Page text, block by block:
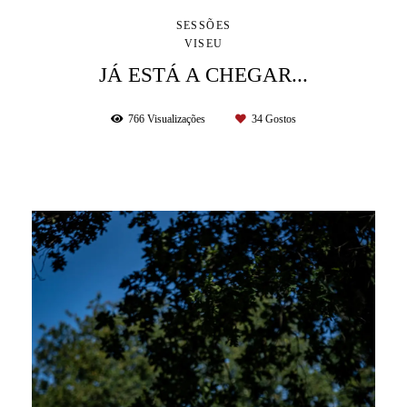
SESSÕES
VISEU
JÁ ESTÁ A CHEGAR...
766 Visualizações 34 Gostos